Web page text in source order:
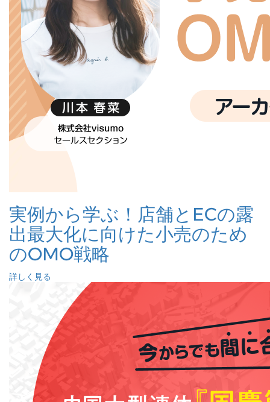
実例から学ぶ！店舗とECの露
出最大化に向けた小売のため
のOMO戦略
詳しく見る